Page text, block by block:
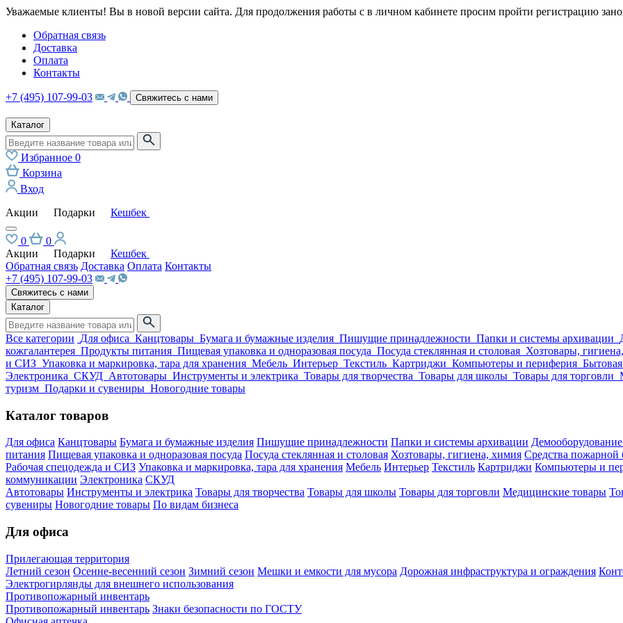
Уважаемые клиенты! Вы в новой версии сайта. Для продолжения работы с в личном кабинете просим пройти регистрацию
Обратная связь
Доставка
Оплата
Контакты
+7 (495) 107-99-03 Свяжитесь с нами
Каталог
Избранное 0
Корзина
Вход
Акции
Подарки Кешбек
0
0
Акции
Подарки
Кешбек
Обратная связь Доставка Оплата Контакты
+7 (495) 107-99-03
Свяжитесь с нами
Каталог
Все категории Для офиса Канцтовары Бумага и бумажные изделия Пишущие принадлежности Папки и системы архивации
кожгалантерея Продукты питания Пищевая упаковка и одноразовая посуда Посуда стеклянная и столовая Хозтовары,
и СИЗ Упаковка и маркировка, тара для хранения Мебель Интерьер Текстиль Картриджи Компьютеры и периферия
Электроника СКУД Автотовары Инструменты и электрика Товары для творчества Товары для школы Товары для торговли
туризм Подарки и сувениры Новогодние товары
Каталог товаров
Для офиса Канцтовары Бумага и бумажные изделия Пишущие принадлежности Папки и системы архивации
питания Пищевая упаковка и одноразовая посуда Посуда стеклянная и столовая Хозтовары, гигиена, химия Средства пожарной
Рабочая спецодежда и СИЗ Упаковка и маркировка, тара для хранения Мебель Интерьер Текстиль Картриджи Компьютеры и
коммуникации Электроника СКУД
Автотовары Инструменты и электрика Товары для творчества Товары для школы Товары для торговли Медицинские товары
сувениры Новогодние товары По видам бизнеса
Для офиса
Прилегающая территория
Летний сезон Осенне-весенний сезон Зимний сезон Мешки и емкости для мусора Дорожная инфраструктура и ограждения
Электрогирлянды для внешнего использования
Противопожарный инвентарь
Противопожарный инвентарь Знаки безопасности по ГОСТУ